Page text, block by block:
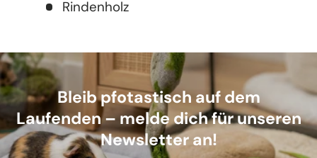
Rindenholz
Bleib pfotastisch auf dem
Laufenden – melde dich für unseren
Newsletter an!